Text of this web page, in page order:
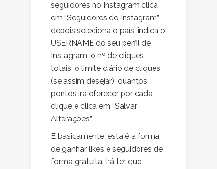
seguidores no Instagram clica
em “Seguidores do Instagram”,
depois seleciona o país, indica o
USERNAME do seu perfil de
Instagram, o nº de cliques
totais, o limite diário de cliques
(se assim desejar), quantos
pontos irá oferecer por cada
clique e clica em “Salvar
Alterações”.
E basicamente, esta é a forma
de ganhar likes e seguidores de
forma gratuita. Irá ter que